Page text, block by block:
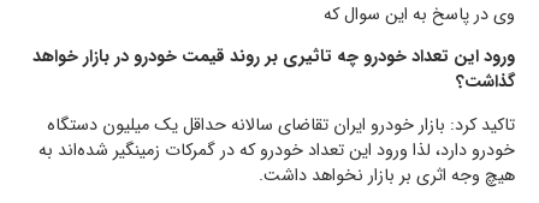
وی در پاسخ به این سوال که
ورود این‌ تعداد خودرو چه تاثیری بر روند قیمت خودرو در بازار خواهد
گذاشت؟
تاکید کرد: بازار خودرو ایران تقاضای سالانه حداقل یک میلیون دستگاه
خودرو دارد، لذا ورود این تعداد خودرو که در گمرکات زمینگیر شده‌اند به
هیچ وجه اثری بر بازار نخواهد داشت.